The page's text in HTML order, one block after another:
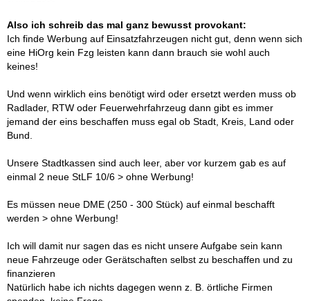
Also ich schreib das mal ganz bewusst provokant:
Ich finde Werbung auf Einsatzfahrzeugen nicht gut, denn wenn sich
eine HiOrg kein Fzg leisten kann dann brauch sie wohl auch
keines!
Und wenn wirklich eins benötigt wird oder ersetzt werden muss ob
Radlader, RTW oder Feuerwehrfahrzeug dann gibt es immer
jemand der eins beschaffen muss egal ob Stadt, Kreis, Land oder
Bund.
Unsere Stadtkassen sind auch leer, aber vor kurzem gab es auf
einmal 2 neue StLF 10/6 > ohne Werbung!
Es müssen neue DME (250 - 300 Stück) auf einmal beschafft
werden > ohne Werbung!
Ich will damit nur sagen das es nicht unsere Aufgabe sein kann
neue Fahrzeuge oder Gerätschaften selbst zu beschaffen und zu
finanzieren
Natürlich habe ich nichts dagegen wenn z. B. örtliche Firmen